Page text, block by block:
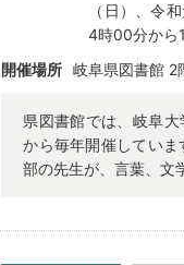
（日）、令
4時00分から
開催場所
岐阜県図書館 2
県図書館では、岐阜
から毎年開催してい
部の先生が、言葉、文